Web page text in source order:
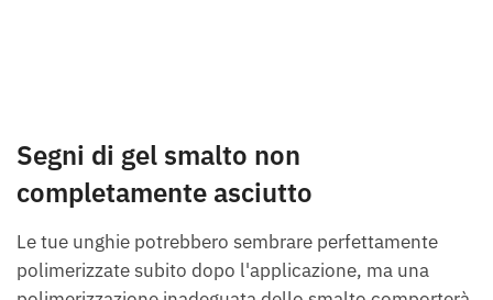
Segni di gel smalto non
completamente asciutto
Le tue unghie potrebbero sembrare perfettamente
polimerizzate subito dopo l'applicazione, ma una